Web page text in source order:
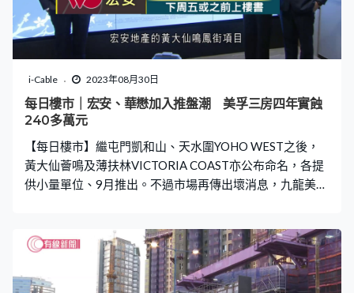
i-Cable 2023年08月30日
每日樓市｜宏安、華懋加入推盤潮 美孚三房四年實蝕
240多萬元
【每日樓市】繼屯門凱和山、天水圍YOHO WEST之後，
黃大仙薈鳴及薄扶林VICTORIA COAST亦公布命名，各提
供小量單位、9月推出。不過市場再傳出壞消息，九龍美孚